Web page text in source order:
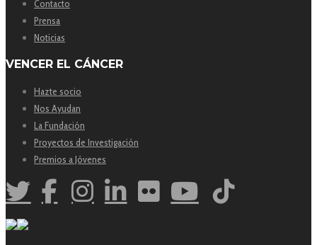
Contacto
Prensa
Noticias
VENCER EL CÁNCER
Hazte socio
Nos Ayudan
La Fundación
Proyectos de Investigación
Premios a Jóvenes